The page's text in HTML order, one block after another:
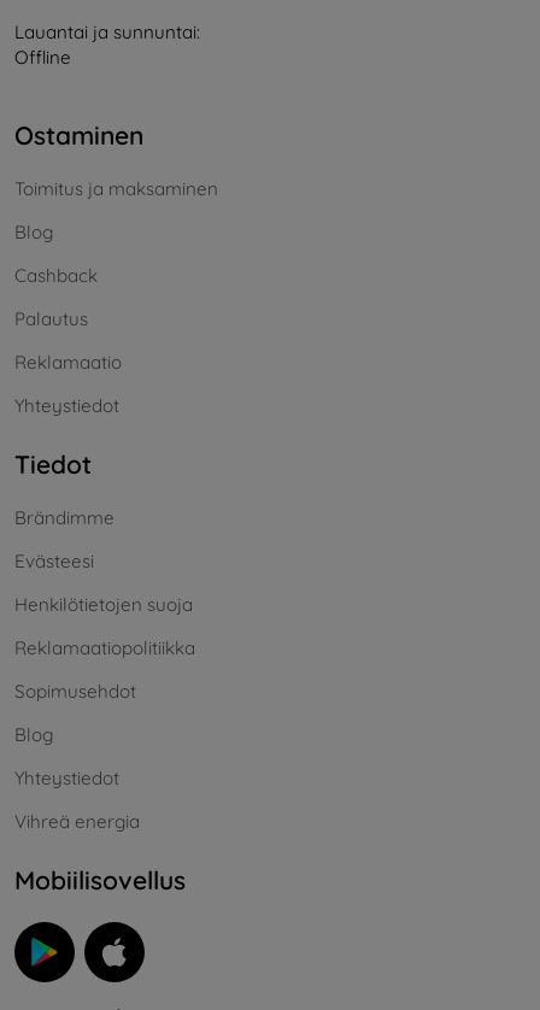
Lauantai ja sunnuntai:
Offline
Ostaminen
Toimitus ja maksaminen
Blog
Cashback
Palautus
Reklamaatio
Yhteystiedot
Tiedot
Brändimme
Evästeesi
Henkilötietojen suoja
Reklamaatiopolitiikka
Sopimusehdot
Blog
Yhteystiedot
Vihreä energia
Mobiilisovellus